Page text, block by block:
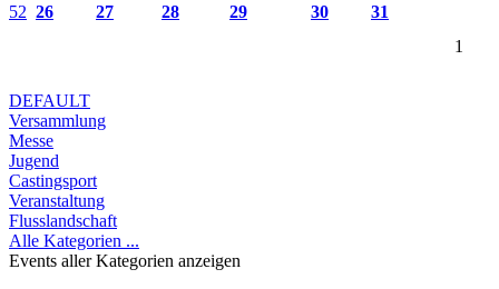
52 26 27 28 29 30
31
1
DEFAULT
Versammlung
Messe
Jugend
Castingsport
Veranstaltung
Flusslandschaft
Alle Kategorien ...
Events aller Kategorien anzeigen